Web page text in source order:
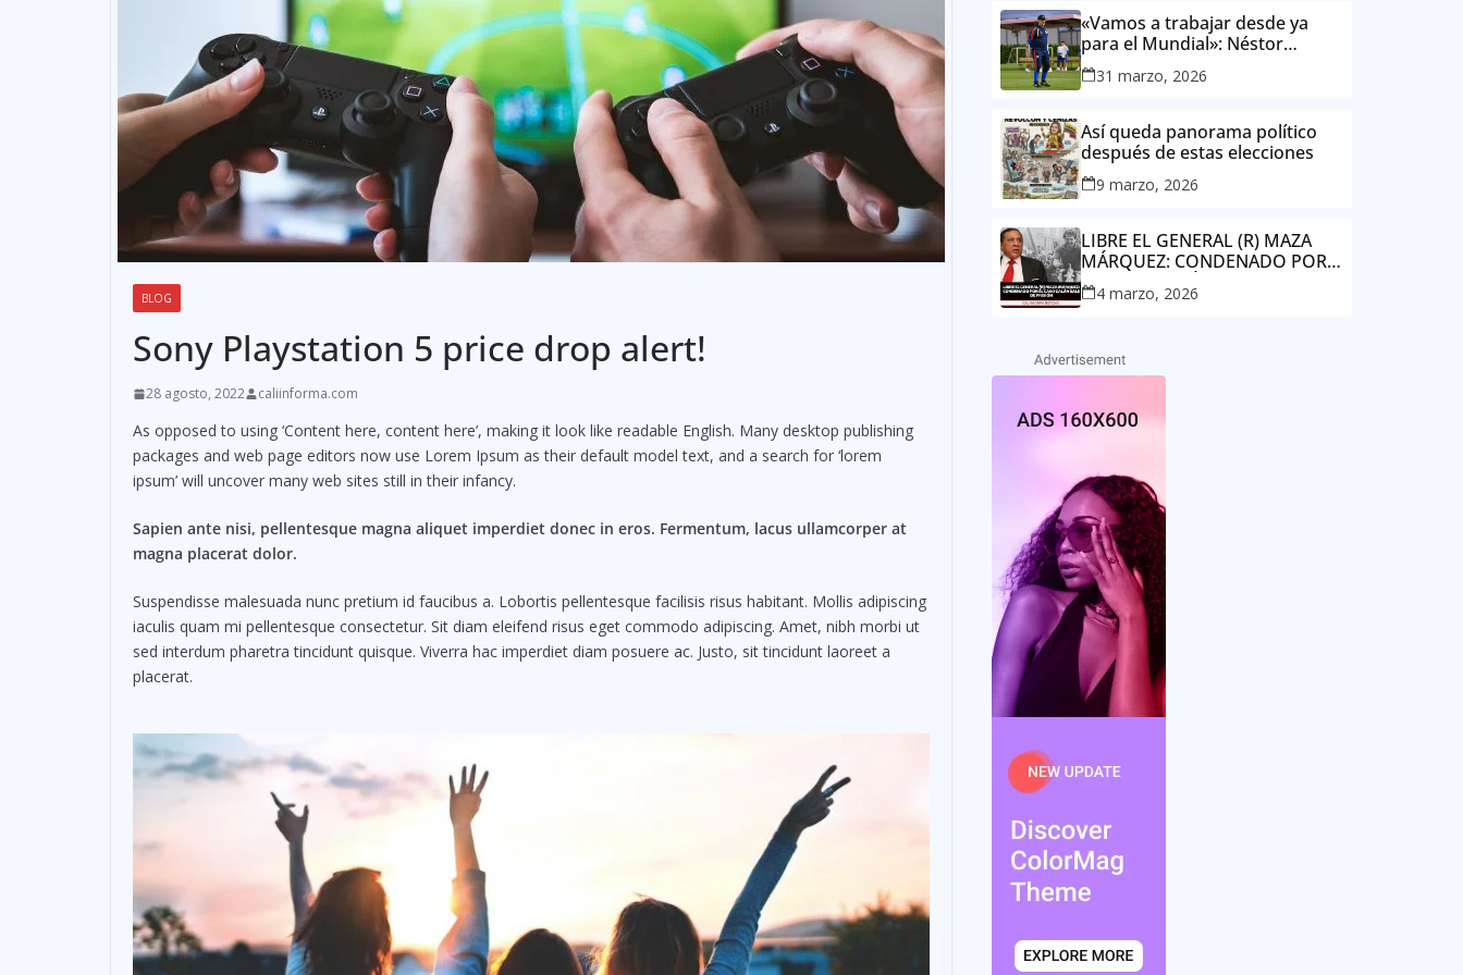
BLOG
Sony Playstation 5 price drop alert!
28 agosto, 2022 caliinforma.com
As opposed to using ‘Content here, content here’, making it look like readable English. Many desktop publishing
packages and web page editors now use Lorem Ipsum as their default model text, and a search for ‘lorem
ipsum’ will uncover many web sites still in their infancy.
Sapien ante nisi, pellentesque magna aliquet imperdiet donec in eros. Fermentum, lacus ullamcorper at
magna placerat dolor.
Suspendisse malesuada nunc pretium id faucibus a. Lobortis pellentesque facilisis risus habitant. Mollis adipiscing
iaculis quam mi pellentesque consectetur. Sit diam eleifend risus eget commodo adipiscing. Amet, nibh morbi ut
sed interdum pharetra tincidunt quisque. Viverra hac imperdiet diam posuere ac. Justo, sit tincidunt laoreet a
placerat.
«Vamos a trabajar desde ya
para el Mundial»: Néstor
Lorenzo, director técnico de la
Selección Colombia Masculina
31 marzo, 2026
Así queda panorama político
después de estas elecciones
9 marzo, 2026
LIBRE EL GENERAL (R) MAZA
MÁRQUEZ: CONDENADO POR
EL CASO GALÁN SALE DE
PRISIÓN
4 marzo, 2026